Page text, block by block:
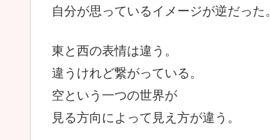
自分が思っているイメージが逆だった。
東と西の表情は違う。
違うけれど繋がっている。
空という一つの世界が
見る方向によって見え方が違う。